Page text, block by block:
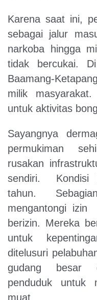
Karena saat ini,
sebagai jalur
narkoba hingga
tidak bercukai.
Baamang-
milik
untuk aktivitas
Sayangnya
permukiman
rusakan
sendiri. Kondisi
tahun.
mengantongi
berizin. Mereka
untuk
ditelusuri
gudang besar
penduduk untuk
muat.